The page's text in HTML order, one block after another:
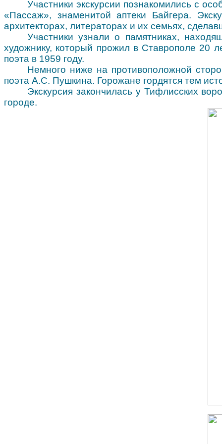
Участники экскурсии познакомились с
«Пассаж», знаменитой аптеки Байгера.
архитекторах, литераторах и их семьях,
Участники узнали о памятниках,
художнику, который прожил в Ставрополе 20
поэта в 1959 году.
Немного ниже на противоположной
поэта А.С. Пушкина. Горожане гордятся тем
Экскурсия закончилась у Тифлисских
городе.